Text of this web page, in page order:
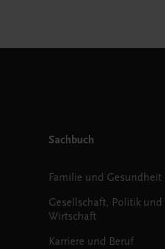
Sachbuch
Familie und Gesundheit
Gesellschaft, Politik und
Wirtschaft
Karriere und Beruf